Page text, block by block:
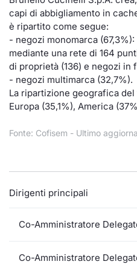
capi di abbigliamento in
è ripartito come segue:
- negozi monomarca
mediante una rete di 164
di proprietà (136) e negozi in
- negozi multimarca (32,7%).
La ripartizione geografica
Europa (35,1%), America
Fonte: Cofisem - Ultimo
Dirigenti principali
Co-Amministratore
Co-Amministratore
Documenti
Listed Brands
Calendario Conferenze
IPO e Matricole
Cambi
MiFID 2
Notizie e Formazione
Chi siamo